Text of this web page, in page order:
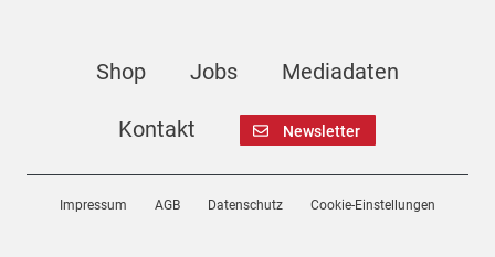
Shop Jobs Mediadaten
Kontakt Newsletter
Impressum AGB Datenschutz Cookie-Einstellungen